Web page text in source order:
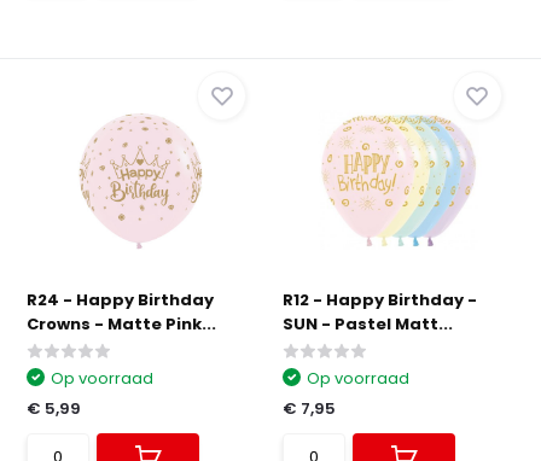
R24 - Happy Birthday
Crowns - Matte Pink...
Op voorraad
€ 5,99
R12 - Happy Birthday -
SUN - Pastel Matt...
Op voorraad
€ 7,95